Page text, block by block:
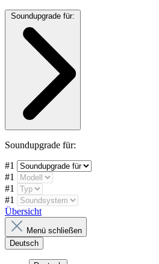
Soundupgrade für:
Soundupgrade für:
#1
#1
#1
#1
Übersicht
Menü schließen
Deutsch